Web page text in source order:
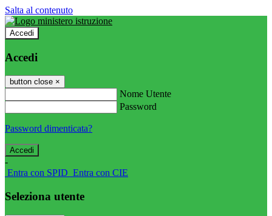
Salta al contenuto
Accedi
Accedi
button close ×
Nome Utente
Password
Password dimenticata?
-
Entra con SPID Entra con CIE
Seleziona utente